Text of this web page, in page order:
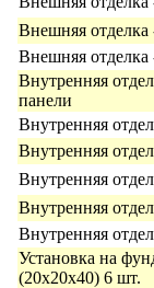
Внешняя отделка
Внешняя отделка
Внутренняя
панели
Внутренняя
Внутренняя
Внутренняя
Внутренняя
Внутренняя
Установка на
(20х20х40) 6 шт.